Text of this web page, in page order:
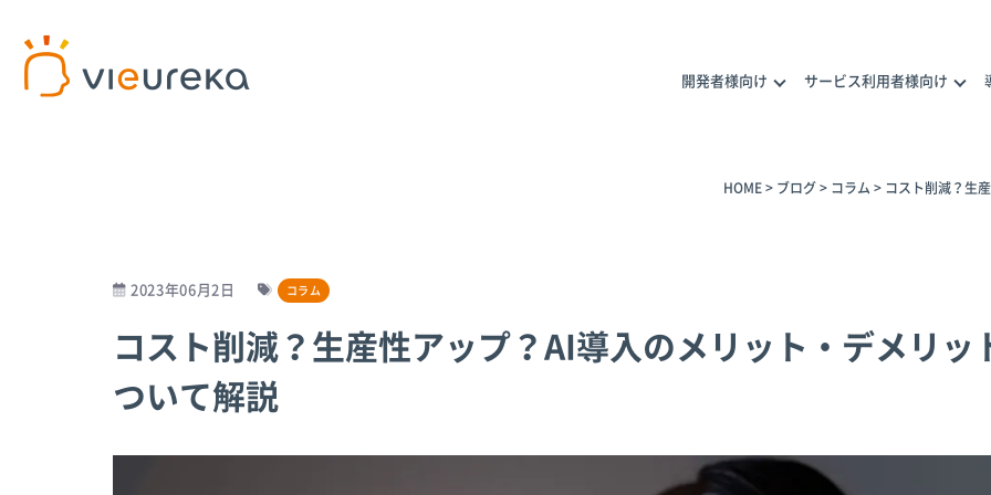
開発者様向け サービス利用者様向け
プラットフォームサービス
Vieureka Manager
Vieurekaカメラ
SDK
パートナー一覧
パートナー商品
介護施設
病院
工場
HOME> ブログ> コラム > コスト削減？生
2023年06月2日 コラム
コスト削減？生産性アップ？AI導入のメリット・デメリッ
ついて解説